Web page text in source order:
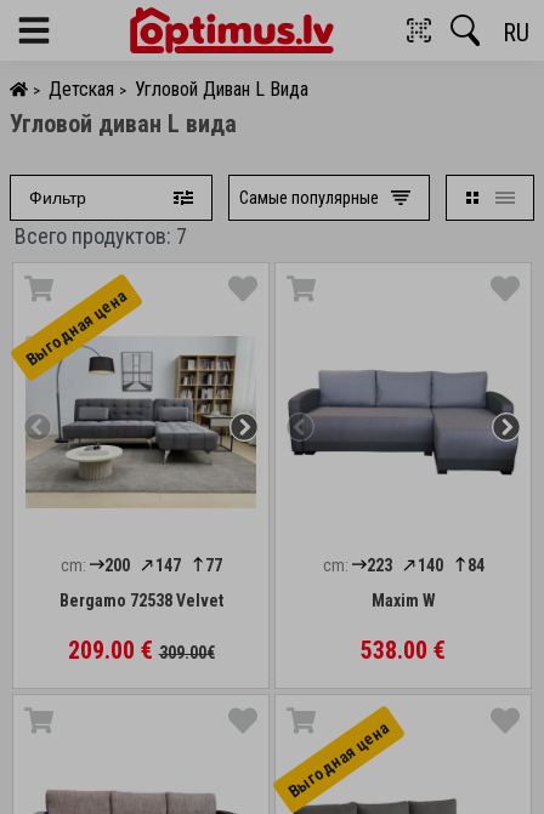
Menu RU
> Детская > Угловой Диван L Вида
Угловой диван L вида
Фильтр Самые популярные
Всего продуктов: 7
Выгоднaя цена
cm: 200 147
77
Bergamo 72538 Velvet
209.00 €309.00€
cm: 223 140
84
Maxim W
538.00 €
Выгоднaя цена